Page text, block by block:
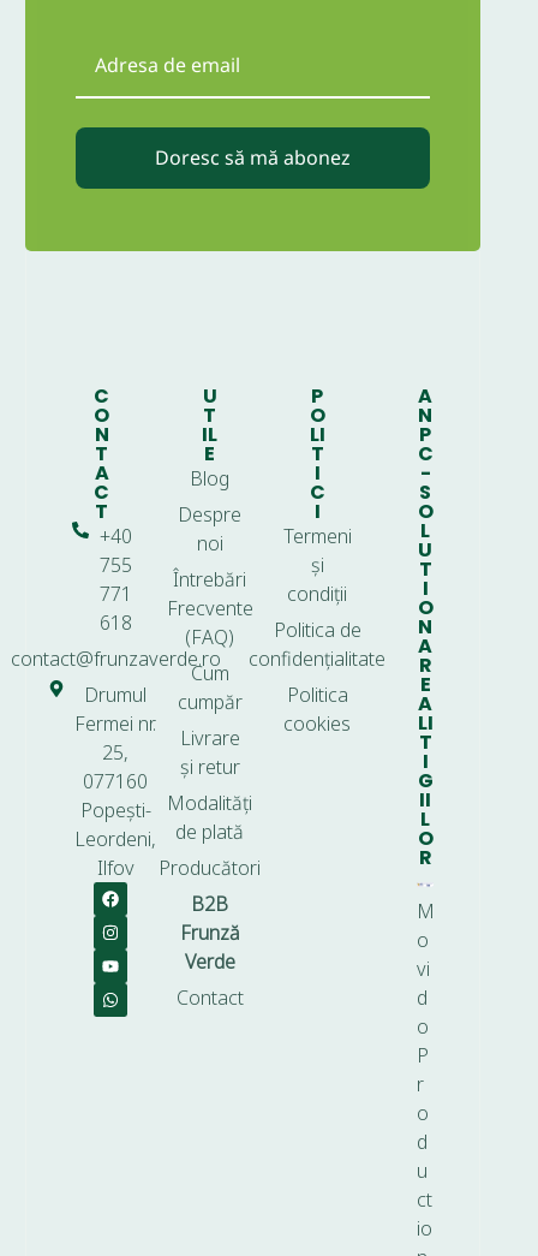
Doresc să mă abonez
C
O
N
T
A
C
T
+40
755
771
618
contact@frunzaverde.ro
Drumul
Fermei nr.
25,
077160
Popești-
Leordeni,
Ilfov
U
T
IL
E
Blog
Despre
noi
Întrebări
Frecvente
(FAQ)
Cum
cumpăr
Livrare
și retur
Modalități
de plată
Producători
B2B
Frunză
Verde
Contact
P
O
LI
T
I
C
I
Termeni
și
condiții
Politica de
confidențialitate
Politica
cookies
A
N
P
C
-
S
O
L
U
T
I
O
N
A
R
E
A
LI
T
I
G
II
L
O
R
M
o
vi
d
o
P
r
o
d
u
ct
io